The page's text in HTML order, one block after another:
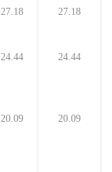
27.18 27.18
24.44 24.44
20.09 20.09